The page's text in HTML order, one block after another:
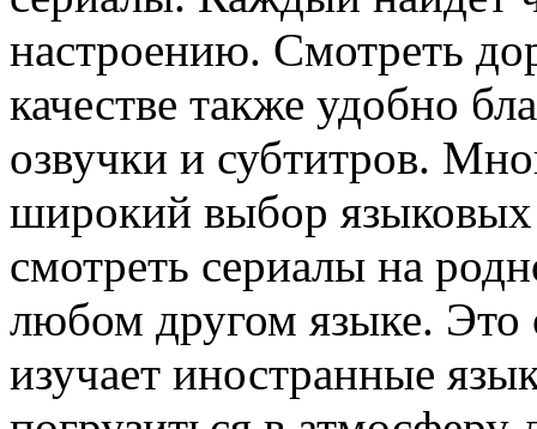
настроению. Смотреть
качестве также удобно
озвучки и субтитров.
широкий выбор языковых
смотреть сериалы на
любом другом языке. Это
изучает иностранные